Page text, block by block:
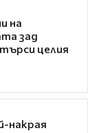
на
зад
целия
накрая